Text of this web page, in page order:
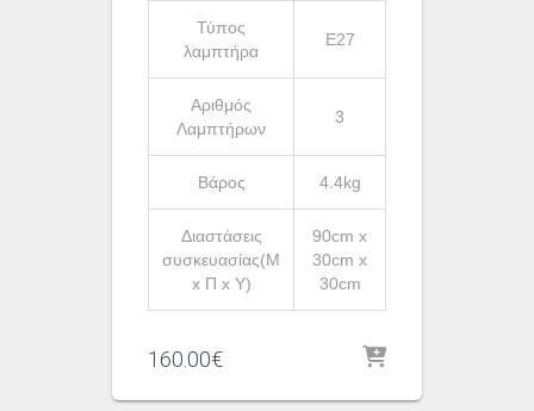
Τύπος
λαμπτήρα
Ε27
Αριθμός
Λαμπτήρων
3
Βάρος 4.4kg
Διαστάσεις
συσκευασίας(Μ
x Π x Υ)
90cm x
30cm x
30cm
160.00€